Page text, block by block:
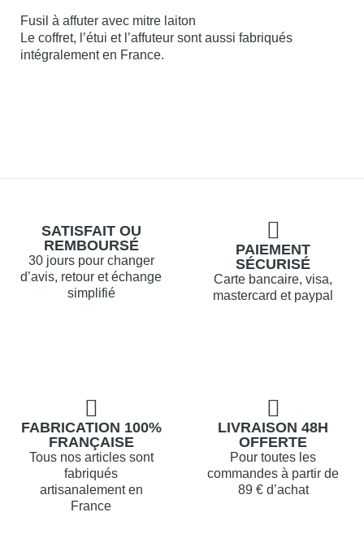
Fusil à affuter avec mitre laiton
Le coffret, l’étui et l’affuteur sont aussi fabriqués
intégralement en France.
SATISFAIT OU
REMBOURSÉ
30 jours pour changer
d’avis, retour et échange
simplifié
PAIEMENT
SÉCURISÉ
Carte bancaire, visa,
mastercard et paypal
FABRICATION 100%
FRANÇAISE
Tous nos articles sont
fabriqués
artisanalement en
France
LIVRAISON 48H
OFFERTE
Pour toutes les
commandes à partir de
89 € d’achat